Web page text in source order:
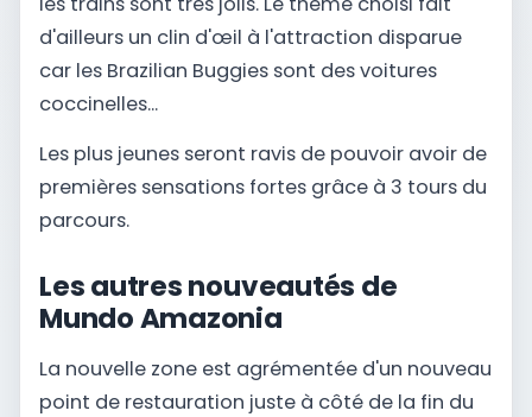
d'ailleurs un clin d'œil à l'attraction disparue
car les Brazilian Buggies sont des voitures
coccinelles...
Les plus jeunes seront ravis de pouvoir avoir de
premières sensations fortes grâce à 3 tours du
parcours.
Les autres nouveautés de
Mundo Amazonia
La nouvelle zone est agrémentée d'un nouveau
point de restauration juste à côté de la fin du